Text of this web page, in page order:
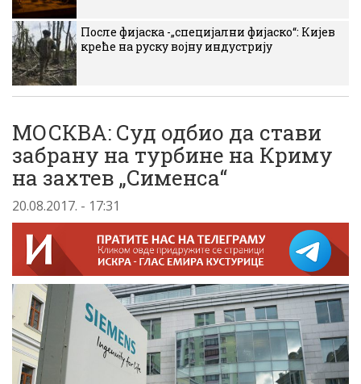
После фијаска -„специјални фијаско“: Кијев
креће на руску војну индустрију
МОСКВА: Суд одбио да стави
забрану на турбине на Криму
на захтев „Сименса“
20.08.2017. - 17:31